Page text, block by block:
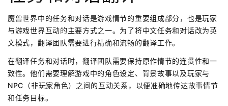
魔兽世界中的任务和对话是游戏情节的重要组成部分，也是玩家
与游戏世界互动的主要方式之一。为了将中文任务和对话改为英
文模式，翻译团队需要进行精确和流畅的翻译工作。
在翻译任务和对话时，翻译团队需要保持原作情节的连贯性和一
致性。他们需要理解游戏中的角色设定、背景故事以及玩家与
NPC（非玩家角色）之间的互动关系，以便准确地传达故事情节
和任务目标。